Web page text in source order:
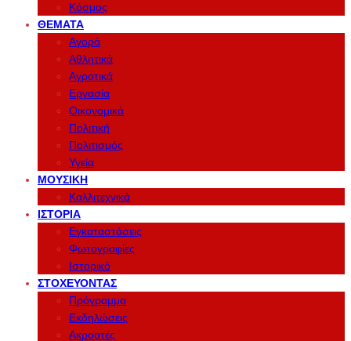
Κόσμος
ΘΈΜΑΤΑ
Αγορά
Αθλητικά
Αγροτικά
Εργασία
Οικονομικά
Πολιτική
Πολιτισμός
Υγεία
ΜΟΥΣΙΚΉ
Καλλιτεχνικά
ΙΣΤΟΡΊΑ
Εγκαταστάσεις
Φωτογραφίες
Ιστορικό
ΣΤΟΧΕΎΟΝΤΑΣ
Πρόγραμμα
Εκδηλώσεις
Ακροατές